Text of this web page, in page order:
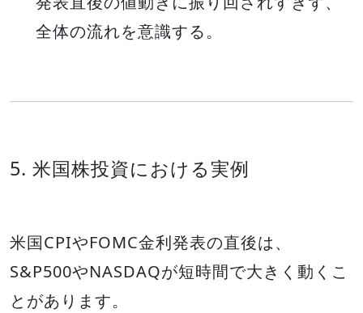
全体の流れを意識する。
5. 米国株投資における実例
米国CPIやFOMC金利発表の直後は、
S&P500やNASDAQが短時間で大きく動くこ
とがあります。